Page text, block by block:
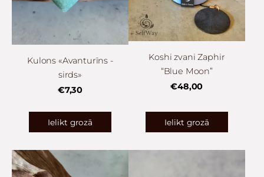
Kulons «Avanturīns -
sirds»
€7,30
Ielikt grozā
Koshi zvani Zaphir
“Blue Moon”
€48,00
Ielikt grozā